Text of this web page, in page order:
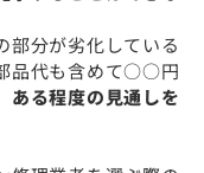
部分が劣化している
品代も含めて○○円
ある程度の見通しを